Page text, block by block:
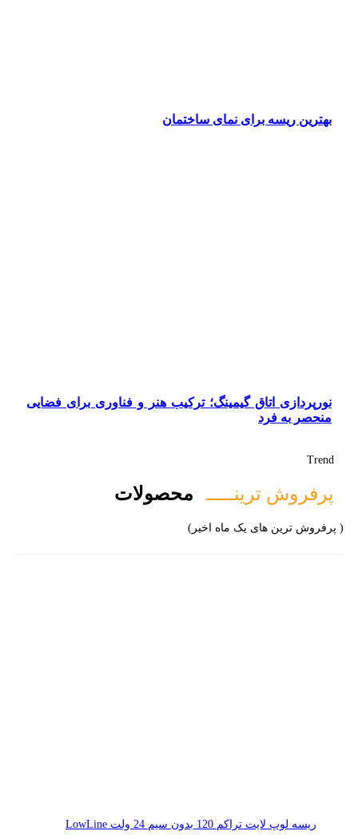
بهترین ریسه برای نمای ساختمان
نورپردازی اتاق گیمینگ؛ ترکیب هنر و فناوری برای فضایی
منحصر به فرد
Trend
پرفروش ترینـــــ محصولات
( پرفروش ترین های یک ماه اخیر)
ریسه لوپ لایت تراکم 120 بدون سیم 24 ولت LowLine